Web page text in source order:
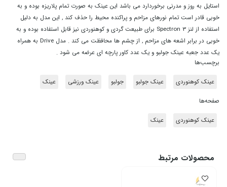
استایل به روز و مدرنی برخوردارد می باشد این عینک به صورت تمام پلاریزه بوده و به
خوبی قادر است تمام نورهای مزاحم و پراکنده محیط را حذف کند , این مدل به دلیل
استفاده از لنز Spectron 3 برای طبیعت گردی و کوهنوردی نیز قابل استفاده بوده و به
خوبی در برابر اشعه های مزاحم , از چشم ها محافظت می کند . مدل Drive به همراه
یک عدد جعبه عینک جولبو و یک عدد کاور پارچه ای عرضه می شود .
برچسب‌ها
عینک کوهنوردی عینک جولبو جولبو عینک ورزشی عینک
صفحه‌ها
عینک کوهنوردی عینک
محصولات مرتبط